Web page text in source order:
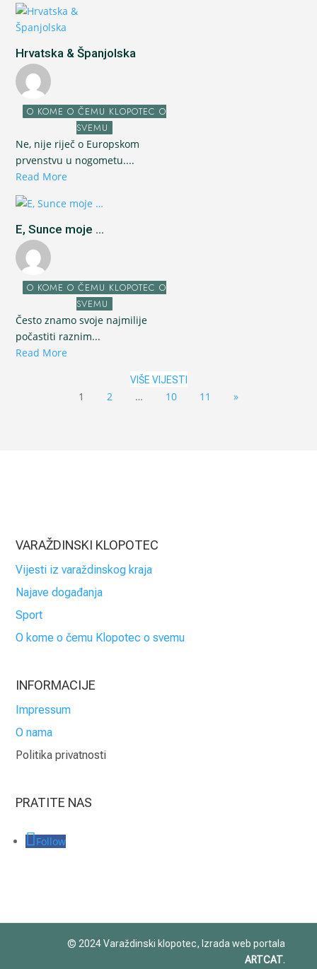
Hrvatska & Španjolska
O KOME O ČEMU KLOPOTEC O
SVEMU
Ne, nije riječ o Europskom
prvenstvu u nogometu....
Read More
E, Sunce moje ...
O KOME O ČEMU KLOPOTEC O
SVEMU
Često znamo svoje najmilije
počastiti raznim...
Read More
VIŠE VIJESTI
1 2 … 10 11 »
VARAŽDINSKI KLOPOTEC
Vijesti iz varaždinskog kraja
Najave događanja
Sport
O kome o čemu Klopotec o svemu
INFORMACIJE
Impressum
O nama
Politika privatnosti
PRATITE NAS
Follow
© 2024 Varaždinski klopotec, Izrada web portala
ARTCAT.